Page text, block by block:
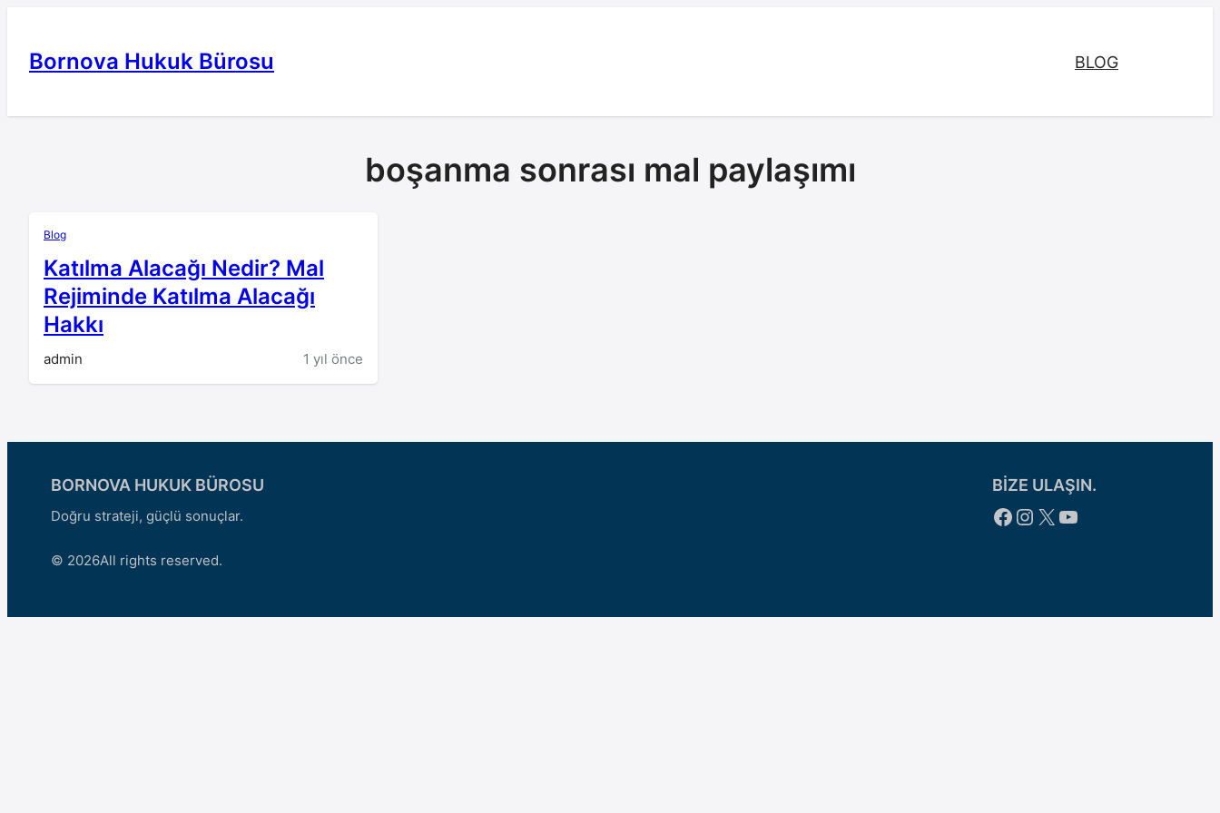
Bornova Hukuk Bürosu BLOG
boşanma sonrası mal paylaşımı
Blog
Katılma Alacağı Nedir? Mal
Rejiminde Katılma Alacağı
Hakkı
admin 1 yıl önce
BORNOVA HUKUK BÜROSU
Doğru strateji, güçlü sonuçlar.
© 2026All rights reserved.
BİZE ULAŞIN.
Facebook
Instagram
X YouTube